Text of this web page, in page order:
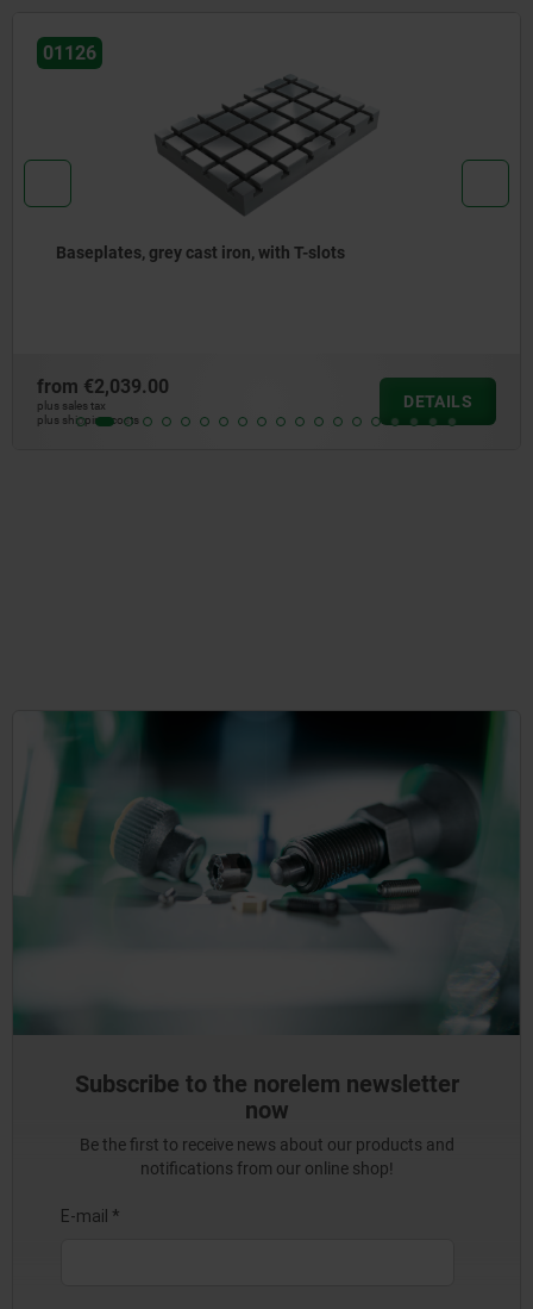
DETAILS
Baseplates, round, grey cast iron, with
plus shipping costs
Subscribe to the norelem newsletter
now
Be the first to receive news about our products and
notifications from our online shop!